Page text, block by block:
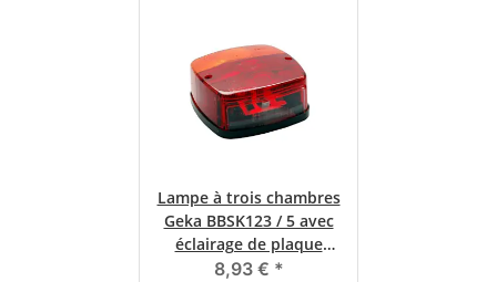
Lampe à trois chambres
Geka BBSK123 / 5 avec
éclairage de plaque
d'immatriculation
8,93 € *